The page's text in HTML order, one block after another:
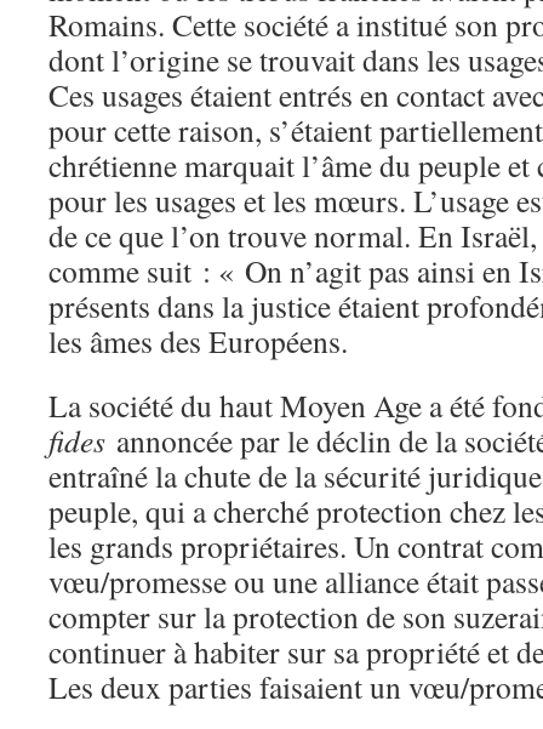
Romains. Cette société a institué son
dont l’origine se trouvait dans les
Ces usages étaient entrés en contact
pour cette raison, s’étaient
chrétienne marquait l’âme du peuple
pour les usages et les mœurs. L’usage
de ce que l’on trouve normal. En
comme suit : « On n’agit pas ainsi en
présents dans la justice étaient
les âmes des Européens.
La société du haut Moyen Age a été
fides annoncée par le déclin de la
entraîné la chute de la sécurité
peuple, qui a cherché protection chez
les grands propriétaires. Un contrat
vœu/promesse ou une alliance était
compter sur la protection de son
continuer à habiter sur sa propriété et
Les deux parties faisaient un vœu/